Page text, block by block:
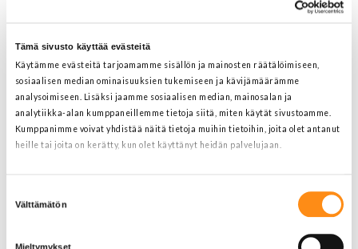
Tämä sivusto käyttää evästeitä
Käytämme evästeitä tarjoamamme sisällön ja mainosten räätälöimiseen,
sosiaalisen median ominaisuuksien tukemiseen ja kävijämäärämme
analysoimiseen. Lisäksi jaamme sosiaalisen median, mainosalan ja
analytiikka-alan kumppaneillemme tietoja siitä, miten käytät sivustoamme.
Kumppanimme voivat yhdistää näitä tietoja muihin tietoihin, joita olet antanut
heille tai joita on kerätty, kun olet käyttänyt heidän palvelujaan.
valinta
Välttämätön
Mieltymykset
Käyttöpaneelit / kytkimet
Moottorit
Ilmastoinnin osat
Muut
Ohjainlaitteet
Startit ja startin osat
Starttimoottorit